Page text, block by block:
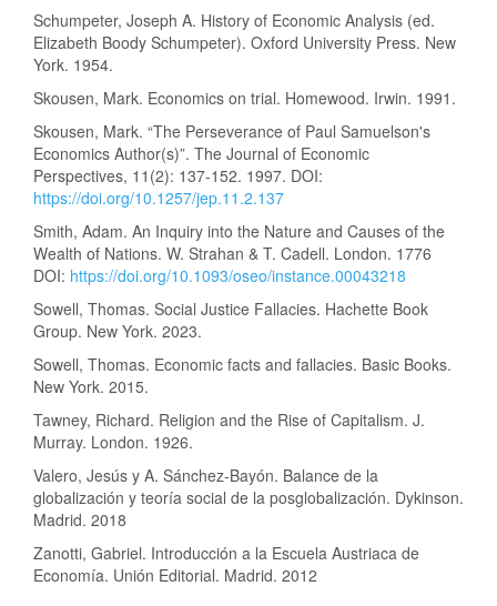
Schumpeter, Joseph A. History of Economic Analysis (ed.
Elizabeth Boody Schumpeter). Oxford University Press. New
York. 1954.
Skousen, Mark. Economics on trial. Homewood. Irwin. 1991.
Skousen, Mark. “The Perseverance of Paul Samuelson's
Economics Author(s)”. The Journal of Economic
Perspectives, 11(2): 137-152. 1997. DOI:
https://doi.org/10.1257/jep.11.2.137
Smith, Adam. An Inquiry into the Nature and Causes of the
Wealth of Nations. W. Strahan & T. Cadell. London. 1776
DOI: https://doi.org/10.1093/oseo/instance.00043218
Sowell, Thomas. Social Justice Fallacies. Hachette Book
Group. New York. 2023.
Sowell, Thomas. Economic facts and fallacies. Basic Books.
New York. 2015.
Tawney, Richard. Religion and the Rise of Capitalism. J.
Murray. London. 1926.
Valero, Jesús y A. Sánchez-Bayón. Balance de la
globalización y teoría social de la posglobalización. Dykinson.
Madrid. 2018
Zanotti, Gabriel. Introducción a la Escuela Austriaca de
Economía. Unión Editorial. Madrid. 2012